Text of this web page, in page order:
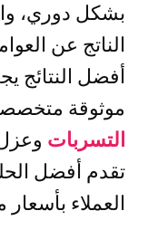
بشكل دوري،
الناتج عن
أفضل النتائج
موثوقة
التسربات وعزل
تقدم أفضل
العملاء